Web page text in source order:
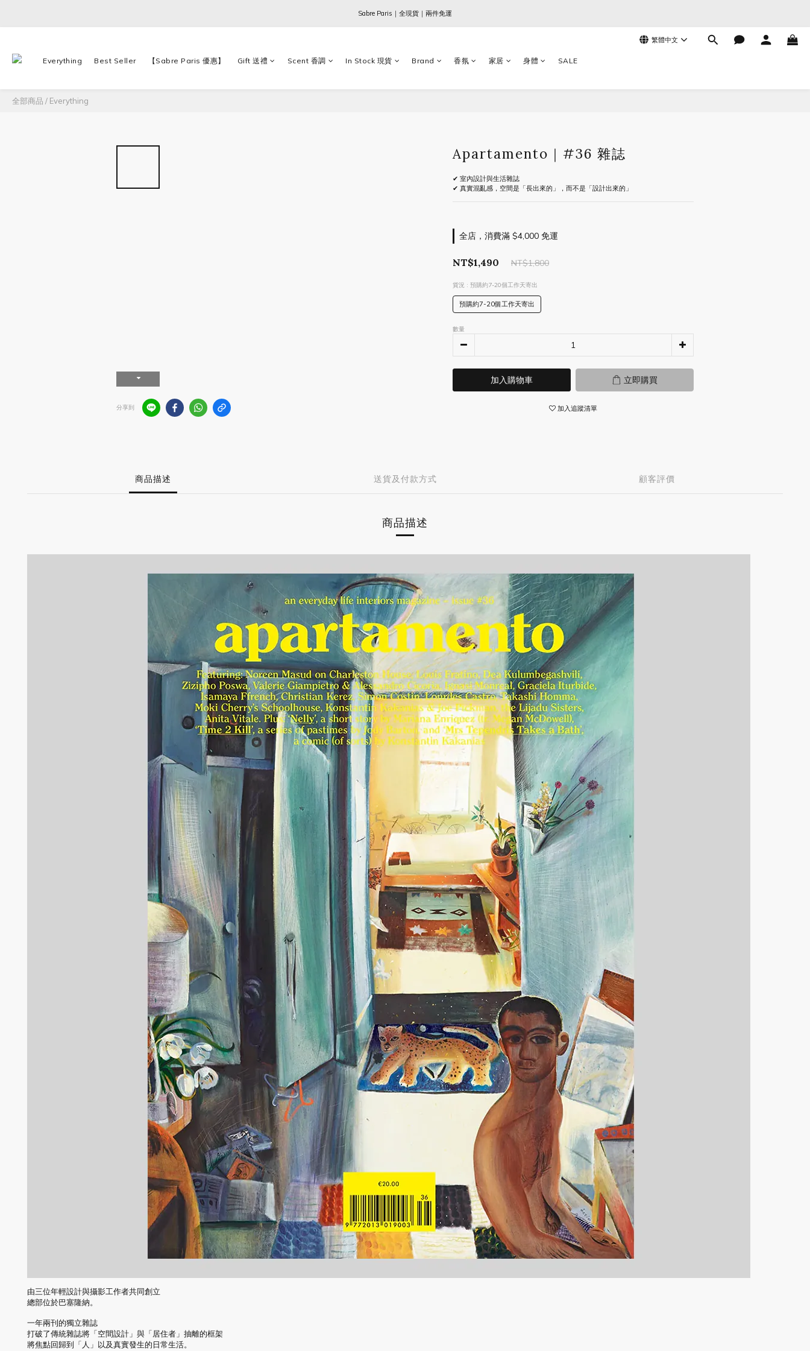
Ogata x 坂本龍一 ｜大師珍藏系列
Sabre Paris｜全現貨｜兩件免運
繁體中文
Everything Best Seller 【Sabre Paris 優惠】 Gift 送禮 Scent 香調 In Stock 現貨 Brand 香氛 家居 身體 SALE
全部商品 / Everything
分享到
Apartamento｜#36 雜誌
✔ 室內設計與生活雜誌
✔ 真實混亂感，空間是「長出來的」，而不是「設計出來的」
全店，消費滿 $4,000 免運
NT$1,490 NT$1,800
貨況 : 預購約7-20個工作天寄出
預購約7-20個工作天寄出
數量
加入購物車 立即購買
加入追蹤清單
商品描述 送貨及付款方式 顧客評價
商品描述
由三位年輕設計與攝影工作者共同創立
總部位於巴塞隆納。
一年兩刊的獨立雜誌
打破了傳統雜誌將「空間設計」與「居住者」抽離的框架
將焦點回歸到「人」以及真實發生的日常生活。